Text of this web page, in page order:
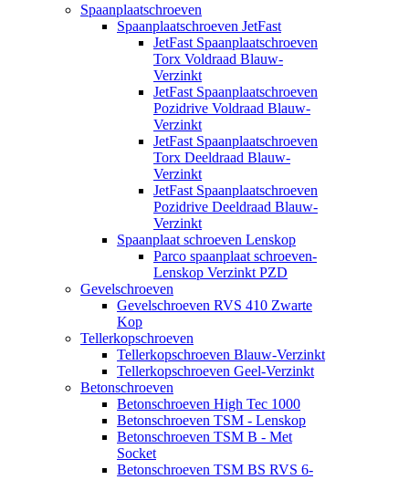
Spaanplaatschroeven
Spaanplaatschroeven JetFast
JetFast Spaanplaatschroeven
Torx Voldraad Blauw-
Verzinkt
JetFast Spaanplaatschroeven
Pozidrive Voldraad Blauw-
Verzinkt
JetFast Spaanplaatschroeven
Torx Deeldraad Blauw-
Verzinkt
JetFast Spaanplaatschroeven
Pozidrive Deeldraad Blauw-
Verzinkt
Spaanplaat schroeven Lenskop
Parco spaanplaat schroeven-
Lenskop Verzinkt PZD
Gevelschroeven
Gevelschroeven RVS 410 Zwarte
Kop
Tellerkopschroeven
Tellerkopschroeven Blauw-Verzinkt
Tellerkopschroeven Geel-Verzinkt
Betonschroeven
Betonschroeven High Tec 1000
Betonschroeven TSM - Lenskop
Betonschroeven TSM B - Met
Socket
Betonschroeven TSM BS RVS 6-